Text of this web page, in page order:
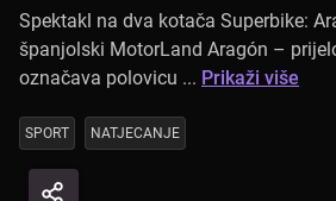
Spektakl na dva kotača Superbike:
španjolski MotorLand Aragón –
označava polovicu ... Prikaži više
SPORT NATJECANJE